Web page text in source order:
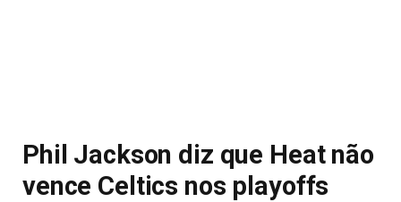
Phil Jackson diz que Heat não
vence Celtics nos playoffs